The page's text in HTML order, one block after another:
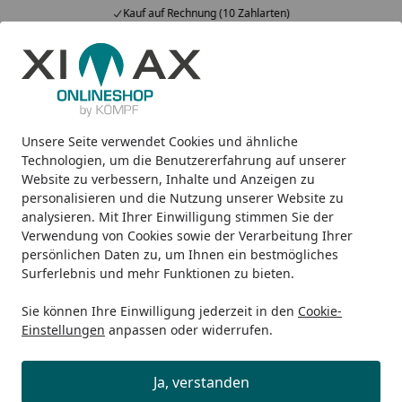
Unsere Seite verwendet Cookies und ähnliche
Technologien, um die Benutzererfahrung auf unserer
Website zu verbessern, Inhalte und Anzeigen zu
personalisieren und die Nutzung unserer Website zu
analysieren. Mit Ihrer Einwilligung stimmen Sie der
Verwendung von Cookies sowie der Verarbeitung Ihrer
persönlichen Daten zu, um Ihnen ein bestmögliches
Surferlebnis und mehr Funktionen zu bieten.
Sie können Ihre Einwilligung jederzeit in den Cookie-
Einstellungen anpassen oder widerrufen.
Ja, verstanden
Kauf auf Rechnung (10 Zahlarten)
Alle Produkte
Mein Konto
Suchen
Startseite
Hilfe bei der Bestellung
Wo bekomme ich Hilfe bei der
Bestellung?
Etwas hakt und Sie kommen nicht weiter?
Kein Problem - wenden Sie sich einfach an unseren
Ihnen persönlich weiter.